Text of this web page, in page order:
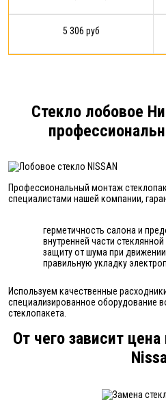
5 306 руб
Стекло лобовое
Профессиональный монтаж
специалистами нашей компании,
герметичность салона и
внутренней части
защиту от шума при
правильную укладку
Используем качественные
специализированное оборудование
стеклопакета.
От чего зависит